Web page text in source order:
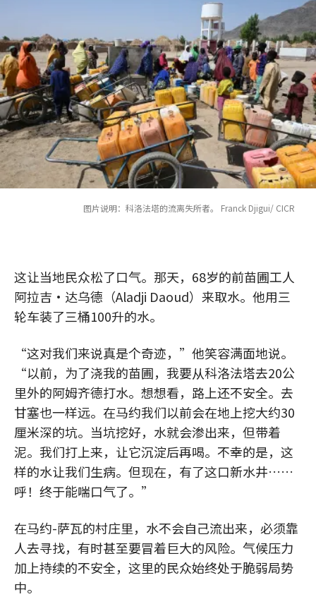
图片说明：科洛法塔的流离失所者。 Franck Djigui/ CICR
这让当地民众松了口气。那天，68岁的前苗圃工人
阿拉吉·达乌德（Aladji Daoud）来取水。他用三
轮车装了三桶100升的水。
“这对我们来说真是个奇迹，”他笑容满面地说。
“以前，为了浇我的苗圃，我要从科洛法塔去20公
里外的阿姆齐德打水。想想看，路上还不安全。去
甘塞也一样远。在马约我们以前会在地上挖大约30
厘米深的坑。当坑挖好，水就会渗出来，但带着
泥。我们打上来，让它沉淀后再喝。不幸的是，这
样的水让我们生病。但现在，有了这口新水井……
呼！终于能喘口气了。”
在马约-萨瓦的村庄里，水不会自己流出来，必须靠
人去寻找，有时甚至要冒着巨大的风险。气候压力
加上持续的不安全，这里的民众始终处于脆弱局势
中。